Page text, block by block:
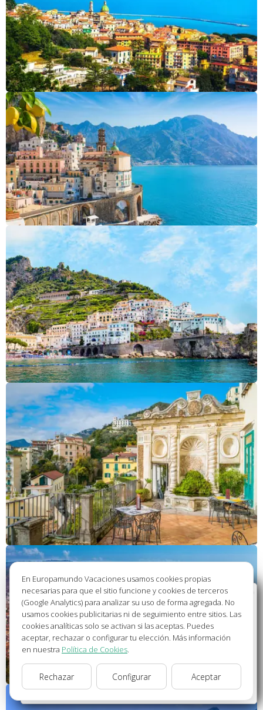
Bienvenido a Europamundo Vacaciones, está usted
en el sitio internacional de:
Wellcome to Europamundo Vacations, your in the
international site of:
España
cambiar/change
En Europamundo Vacaciones usamos cookies propias
necesarias para que el sitio funcione y cookies de terceros
(Google Analytics) para analizar su uso de forma agregada. No
usamos cookies publicitarias ni de seguimiento entre sitios. Las
cookies analíticas solo se activan si las aceptas. Puedes
aceptar, rechazar o configurar tu elección. Más información
en nuestra Política de Cookies.
Rechazar Configurar Aceptar